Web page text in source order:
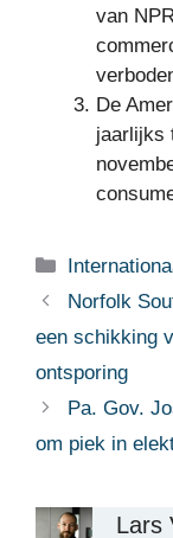
van
De
jaarlijks
Categorieën
Norfolk
een schikking
ontsporing
Pa. Gov.
om piek in
Lars